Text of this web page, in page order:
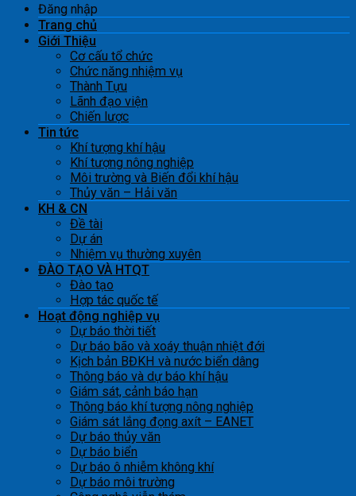
Đăng nhập
Trang chủ
Giới Thiệu
Cơ cấu tổ chức
Chức năng nhiệm vụ
Thành Tựu
Lãnh đạo viện
Chiến lược
Tin tức
Khí tượng khí hậu
Khí tượng nông nghiệp
Môi trường và Biến đổi khí hậu
Thủy văn – Hải văn
KH & CN
Đề tài
Dự án
Nhiệm vụ thường xuyên
ĐÀO TẠO VÀ HTQT
Đào tạo
Hợp tác quốc tế
Hoạt động nghiệp vụ
Dự báo thời tiết
Dự báo bão và xoáy thuận nhiệt đới
Kịch bản BĐKH và nước biển dâng
Thông báo và dự báo khí hậu
Giám sát, cảnh báo hạn
Thông báo khí tượng nông nghiệp
Giám sát lắng đọng axít – EANET
Dự báo thủy văn
Dự báo biển
Dự báo ô nhiễm không khí
Dự báo môi trường